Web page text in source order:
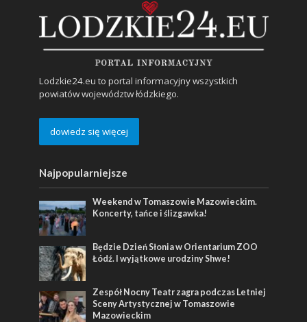
Lodzkie24.eu to portal informacyjny wszystkich
powiatów województw łódzkiego.
dowiedz się więcej
Najpopularniejsze
Weekend w Tomaszowie Mazowieckim.
Koncerty, tańce i ślizgawka!
Będzie Dzień Słonia w Orientarium ZOO
Łódź. I wyjątkowe urodziny Shwe!
Zespół Nocny Teatr zagra podczas Letniej
Sceny Artystycznej w Tomaszowie
Mazowieckim